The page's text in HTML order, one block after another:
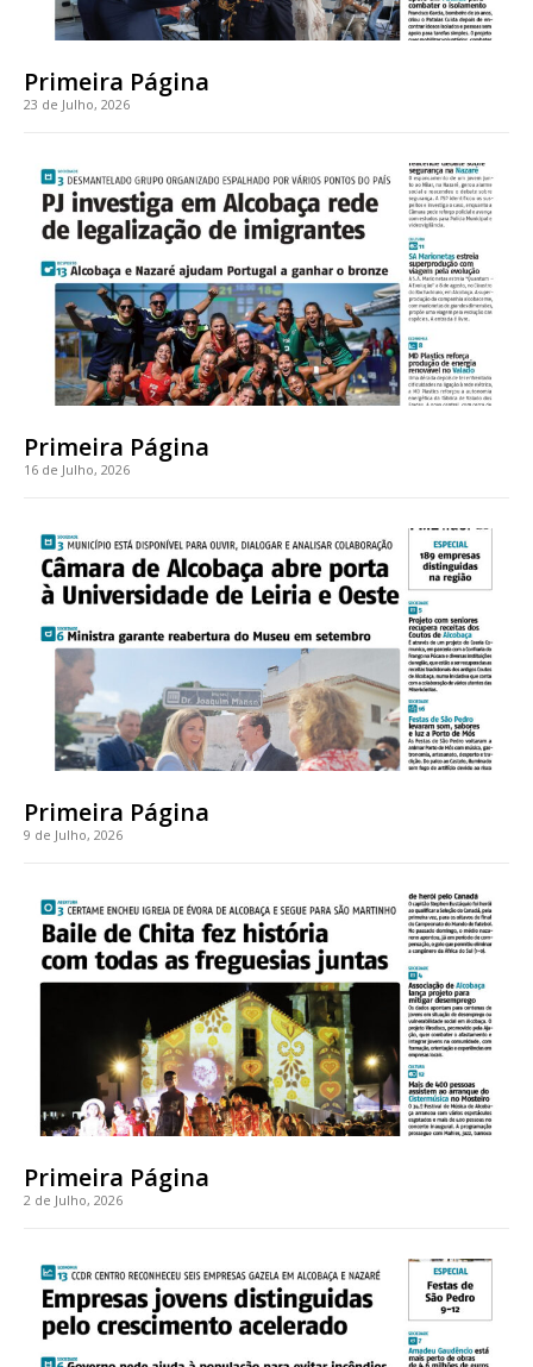
casa
Acesso ao conteúdo online
Acesso aos conteúdos Exclusivos para
assinantes
Escolha o plano
ASSINATURA
DIGITAL ANUAL
16€
Acesso ao conteúdo online
Acesso aos conteúdos Exclusivos para
assinantes
Ofertas para assinatura anual
Escolha o plano
Primeira Página
23 de Julho, 2026
Primeira Página
16 de Julho, 2026
Primeira Página
9 de Julho, 2026
Primeira Página
2 de Julho, 2026